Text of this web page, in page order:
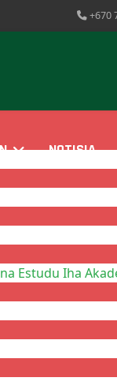
+670
NOTISIA
Estudu Iha